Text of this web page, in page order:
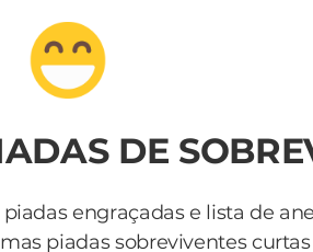
DE
engraçadas e lista de
piadas sobreviventes